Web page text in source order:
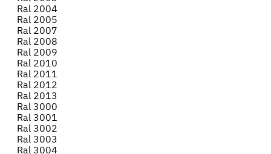
Ral 2004
Ral 2005
Ral 2007
Ral 2008
Ral 2009
Ral 2010
Ral 2011
Ral 2012
Ral 2013
Ral 3000
Ral 3001
Ral 3002
Ral 3003
Ral 3004